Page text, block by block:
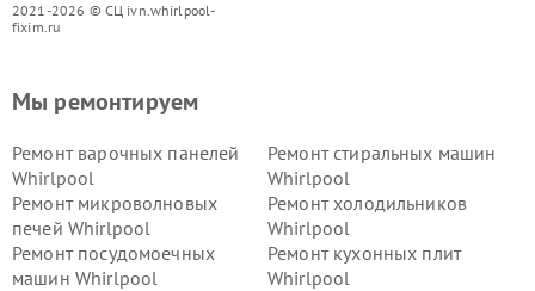
2021-2026 © СЦ ivn.whirlpool-
fixim.ru
Мы ремонтируем
Ремонт варочных панелей
Whirlpool
Ремонт стиральных машин
Whirlpool
Ремонт микроволновых
печей Whirlpool
Ремонт холодильников
Whirlpool
Ремонт посудомоечных
машин Whirlpool
Ремонт кухонных плит
Whirlpool